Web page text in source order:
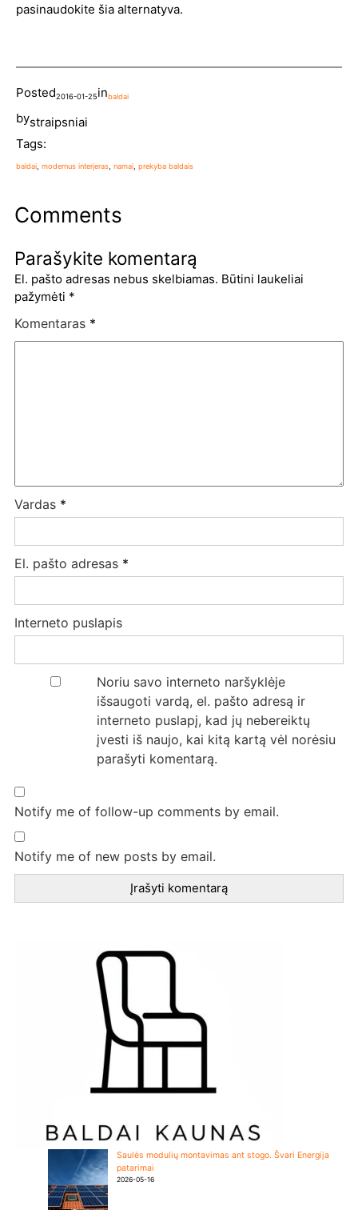
pasinaudokite šia alternatyva.
Posted2016-01-25inbaldai
bystraipsniai
Tags:
baldai modernus interjeras namai prekyba baldais
Comments
Parašykite komentarą
El. pašto adresas nebus skelbiamas. Būtini laukeliai
pažymėti *
Komentaras *
Vardas *
El. pašto adresas *
Interneto puslapis
Noriu savo interneto naršyklėje
išsaugoti vardą, el. pašto adresą ir
interneto puslapį, kad jų nebereiktų
įvesti iš naujo, kai kitą kartą vėl norėsiu
parašyti komentarą.
Notify me of follow-up comments by email.
Notify me of new posts by email.
Saulės modulių montavimas ant stogo. Švari Energija
patarimai
2026-05-16